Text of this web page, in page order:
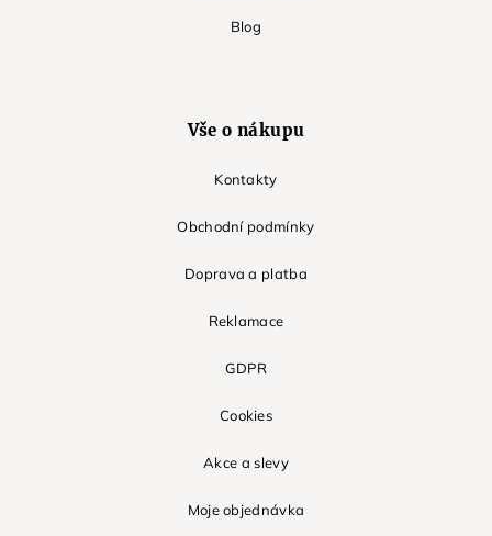
Blog
Vše o nákupu
Kontakty
Obchodní podmínky
Doprava a platba
Reklamace
GDPR
Cookies
Akce a slevy
Moje objednávka